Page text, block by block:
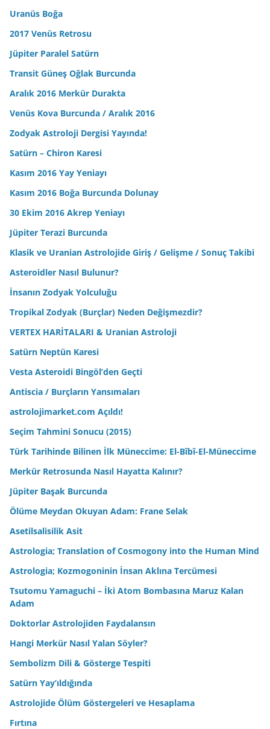
Uranüs Boğa
2017 Venüs Retrosu
Jüpiter Paralel Satürn
Transit Güneş Oğlak Burcunda
Aralık 2016 Merkür Durakta
Venüs Kova Burcunda / Aralık 2016
Zodyak Astroloji Dergisi Yayında!
Satürn – Chiron Karesi
Kasım 2016 Yay Yeniayı
Kasım 2016 Boğa Burcunda Dolunay
30 Ekim 2016 Akrep Yeniayı
Jüpiter Terazi Burcunda
Klasik ve Uranian Astrolojide Giriş / Gelişme / Sonuç Takibi
Asteroidler Nasıl Bulunur?
İnsanın Zodyak Yolculuğu
Tropikal Zodyak (Burçlar) Neden Değişmezdir?
VERTEX HARİTALARI & Uranian Astroloji
Satürn Neptün Karesi
Vesta Asteroidi Bingöl’den Geçti
Antiscia / Burçların Yansımaları
astrolojimarket.com Açıldı!
Seçim Tahmini Sonucu (2015)
Türk Tarihinde Bilinen İlk Müneccime: El-Bîbî-El-Müneccime
Merkür Retrosunda Nasıl Hayatta Kalınır?
Jüpiter Başak Burcunda
Ölüme Meydan Okuyan Adam: Frane Selak
Asetilsalisilik Asit
Astrologia; Translation of Cosmogony into the Human Mind
Astrologia; Kozmogoninin İnsan Aklına Tercümesi
Tsutomu Yamaguchi – İki Atom Bombasına Maruz Kalan
Adam
Doktorlar Astrolojiden Faydalansın
Hangi Merkür Nasıl Yalan Söyler?
Sembolizm Dili & Gösterge Tespiti
Satürn Yay’ıldığında
Astrolojide Ölüm Göstergeleri ve Hesaplama
Fırtına